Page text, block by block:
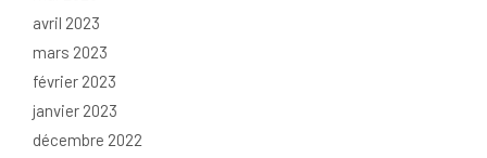
avril 2023
mars 2023
février 2023
janvier 2023
décembre 2022